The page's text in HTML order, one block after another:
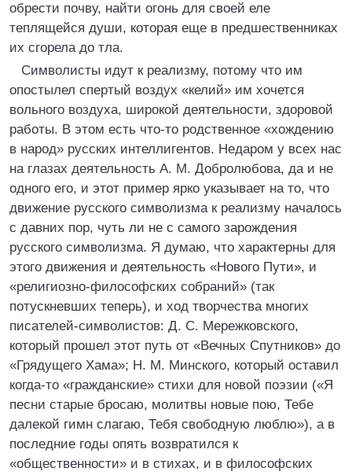
обрести почву, найти огонь для своей еле
теплящейся души, которая еще в предшественниках
их сгорела до тла.
Символисты идут к реализму, потому что им
опостылел спертый воздух «келий» им хочется
вольного воздуха, широкой деятельности, здоровой
работы. В этом есть что-то родственное «хождению
в народ» русских интеллигентов. Недаром у всех нас
на глазах деятельность А. М. Добролюбова, да и не
одного его, и этот пример ярко указывает на то, что
движение русского символизма к реализму началось
с давних пор, чуть ли не с самого зарождения
русского символизма. Я думаю, что характерны для
этого движения и деятельность «Нового Пути», и
«религиозно-философских собраний» (так
потускневших теперь), и ход творчества многих
писателей-символистов: Д. С. Мережковского,
который прошел этот путь от «Вечных Спутников» до
«Грядущего Хама»; Н. М. Минского, который оставил
когда-то «гражданские» стихи для новой поэзии («Я
песни старые бросаю, молитвы новые пою, Тебе
далекой гимн слагаю, Тебя свободную люблю»), а в
последние годы опять возвратился к
«общественности» и в стихах, и в философских